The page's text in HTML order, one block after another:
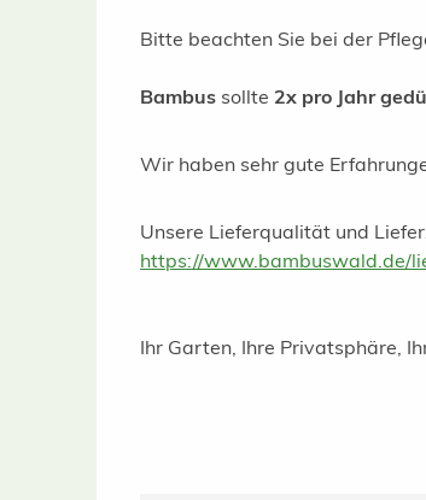
Bitte beachten Sie bei der
Bambus sollte 2x pro Jahr
Wir haben sehr gute
Unsere Lieferqualität und
https://www.bambuswald.de/
Ihr Garten, Ihre Privatsphäre,